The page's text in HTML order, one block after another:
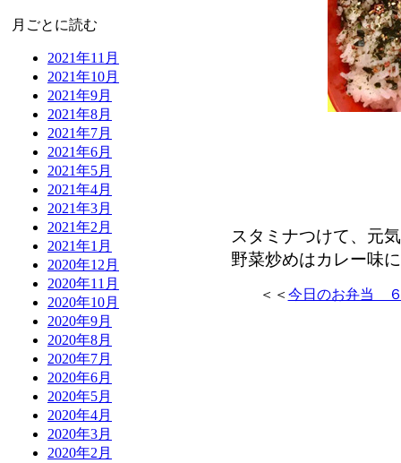
月ごとに読む
2021年11月
2021年10月
2021年9月
2021年8月
2021年7月
2021年6月
2021年5月
2021年4月
2021年3月
2021年2月
2021年1月
2020年12月
2020年11月
2020年10月
2020年9月
2020年8月
2020年7月
2020年6月
2020年5月
2020年4月
2020年3月
2020年2月
スタミナつけて、元
野菜炒めはカレー味
＜＜ 今日のお弁当